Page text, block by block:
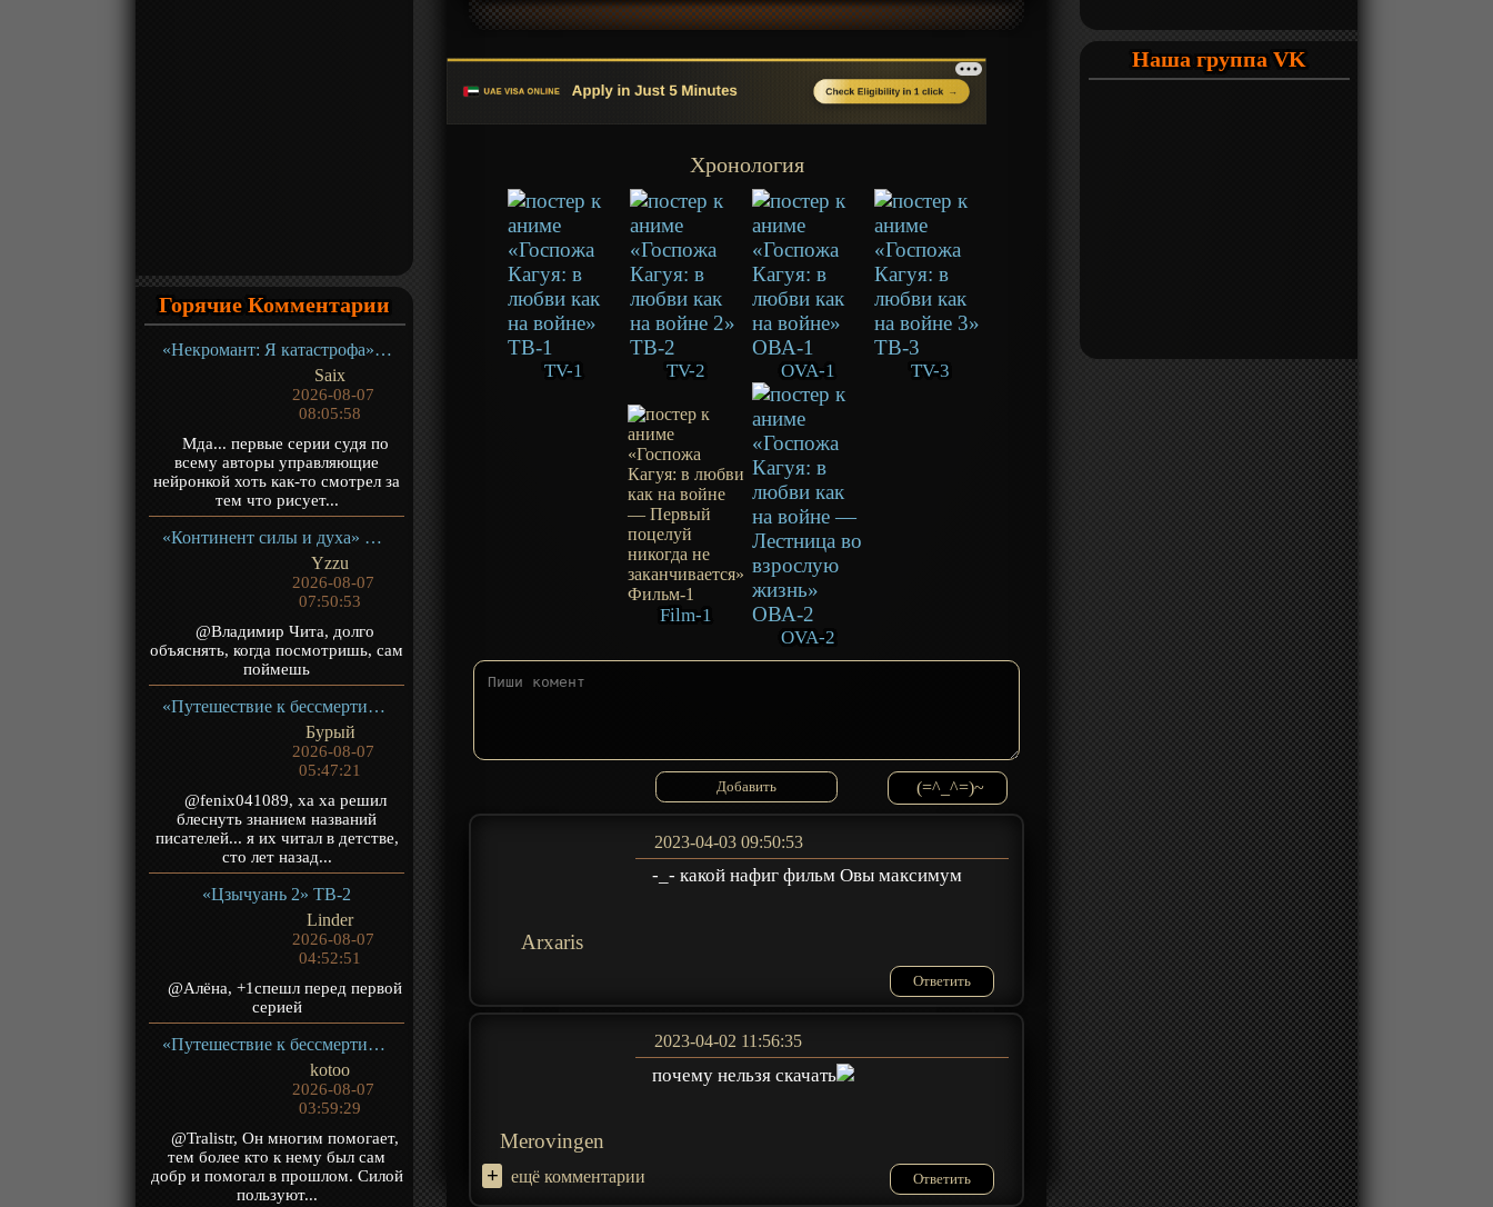
Горячие Комментарии
«Некромант: Я катастрофа» ТВ-1
Saix
2026-08-07
08:05:58
Мда... первые серии судя по
всему авторы управляющие
нейронкой хоть как-то смотрел за
тем что рисует...
«Континент силы и духа» ТВ-1
Yzzu
2026-08-07
07:50:53
@Владимир Чита, долго
объяснять, когда посмотришь, сам
поймешь
«Путешествие к бессмертию 5» ТВ-5
Бурый
2026-08-07
05:47:21
@fenix041089, ха ха решил
блеснуть знанием названий
писателей... я их читал в детстве,
сто лет назад...
«Цзычуань 2» ТВ-2
Linder
2026-08-07
04:52:51
@Алёна, +1спешл перед первой
серией
«Путешествие к бессмертию 5» ТВ-5
kotoo
2026-08-07
03:59:29
@Tralistr, Он многим помогает,
тем более кто к нему был сам
добр и помогал в прошлом. Силой
пользуют...
Хронология
TV-1 TV-2 OVA-1 TV-3
Film-1
OVA-2
(=^_^=)~
Arxaris
2023-04-03 09:50:53
-_- какой нафиг фильм Овы максимум
Ответить
Merovingen
2023-04-02 11:56:35
почему нельзя скачать
+ ещё комментарии Ответить
Наша группа VK